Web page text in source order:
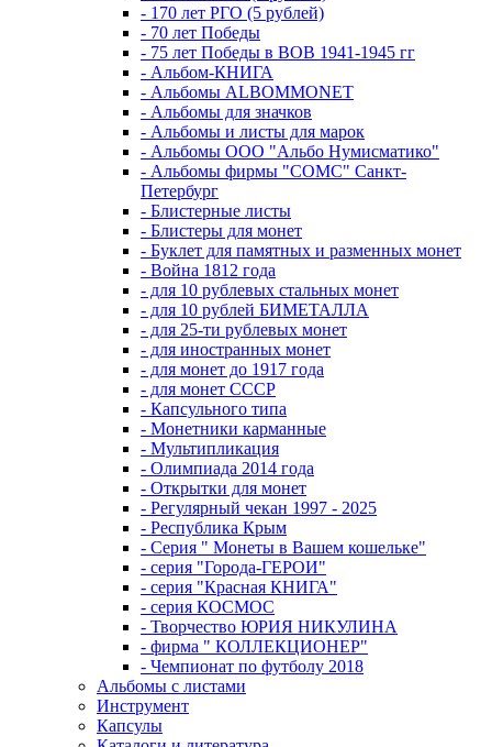
- 170 лет РГО (5 рублей)
- 70 лет Победы
- 75 лет Победы в ВОВ 1941-1945 гг
- Альбом-КНИГА
- Альбомы ALBOMMONET
- Альбомы для значков
- Альбомы и листы для марок
- Альбомы ООО "Альбо Нумисматико"
- Альбомы фирмы "СОМС" Санкт-
Петербург
- Блистерные листы
- Блистеры для монет
- Буклет для памятных и разменных монет
- Война 1812 года
- для 10 рублевых стальных монет
- для 10 рублей БИМЕТАЛЛА
- для 25-ти рублевых монет
- для иностранных монет
- для монет до 1917 года
- для монет СССР
- Капсульного типа
- Монетники карманные
- Мультипликация
- Олимпиада 2014 года
- Открытки для монет
- Регулярный чекан 1997 - 2025
- Республика Крым
- Серия " Монеты в Вашем кошельке"
- серия "Города-ГЕРОИ"
- серия "Красная КНИГА"
- серия КОСМОС
- Творчество ЮРИЯ НИКУЛИНА
- фирма " КОЛЛЕКЦИОНЕР"
- Чемпионат по футболу 2018
Альбомы с листами
Инструмент
Капсулы